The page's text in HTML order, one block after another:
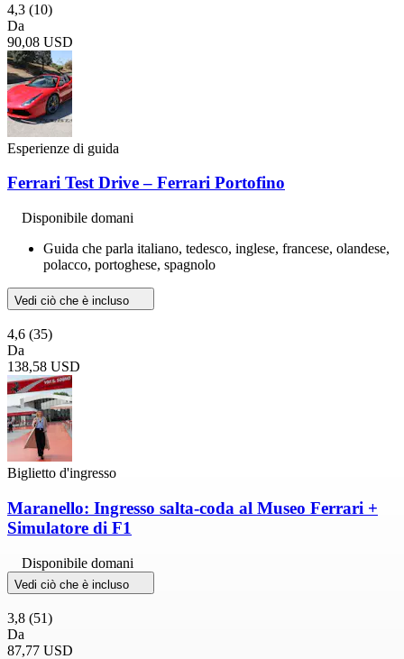
4,3 (10)
Da
90,08 USD
Esperienze di guida
Ferrari Test Drive – Ferrari Portofino
Disponibile domani
Guida che parla italiano, tedesco, inglese, francese, olandese,
polacco, portoghese, spagnolo
Vedi ciò che è incluso
4,6 (35)
Da
138,58 USD
Biglietto d'ingresso
Maranello: Ingresso salta-coda al Museo Ferrari +
Simulatore di F1
Disponibile domani
Vedi ciò che è incluso
3,8 (51)
Da
87,77 USD